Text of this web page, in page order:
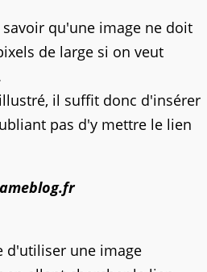
qu'une image ne doit
de large si on veut
il suffit donc d'insérer
pas d'y mettre le lien
d'utiliser une image